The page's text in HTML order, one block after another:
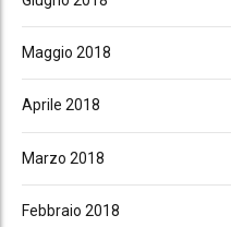
Maggio 2018
Aprile 2018
Marzo 2018
Febbraio 2018